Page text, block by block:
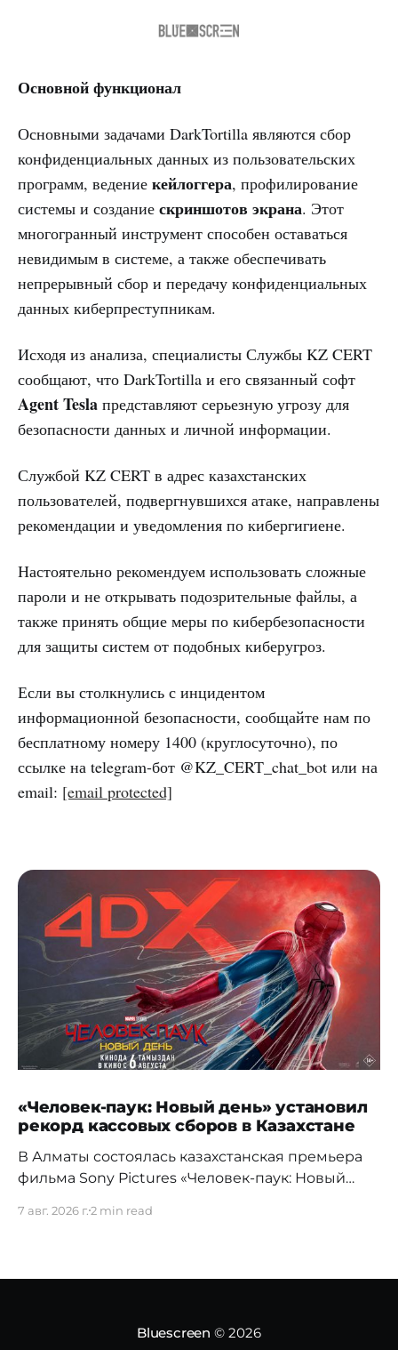
Основной функционал
Основными задачами DarkTortilla являются сбор
конфиденциальных данных из пользовательских
программ, ведение кейлоггера, профилирование
системы и создание скриншотов экрана. Этот
многогранный инструмент способен оставаться
невидимым в системе, а также обеспечивать
непрерывный сбор и передачу конфиденциальных
данных киберпреступникам.
Исходя из анализа, специалисты Службы KZ CERT
сообщают, что DarkTortilla и его связанный софт
Agent Tesla представляют серьезную угрозу для
безопасности данных и личной информации.
Службой KZ CERT в адрес казахстанских
пользователей, подвергнувшихся атаке, направлены
рекомендации и уведомления по кибергигиене.
Настоятельно рекомендуем использовать сложные
пароли и не открывать подозрительные файлы, а
также принять общие меры по кибербезопасности
для защиты систем от подобных киберугроз.
Если вы столкнулись с инцидентом
информационной безопасности, сообщайте нам по
бесплатному номеру 1400 (круглосуточно), по
ссылке на telegram-бот @KZ_CERT_chat_bot или на
email: [email protected]
«Человек-паук: Новый день» установил
рекорд кассовых сборов в Казахстане
В Алматы состоялась казахстанская премьера
фильма Sony Pictures «Человек-паук: Новый
установила новый абсолютный рекорд
августа в кинотеатре Chaplin Cinemas в ТРЦ
приключение Питера Паркера после
7 авг. 2026 г.2 min read
Bluescreen © 2026